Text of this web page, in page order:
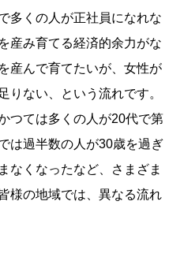
くの人が正社員になれな
産み育てる経済的余力がな
んで育てたいが、女性が
りない、という流れです。
つては多くの人が20代で第
は過半数の人が30歳を過ぎ
なくなったなど、さまざま
様の地域では、異なる流れ